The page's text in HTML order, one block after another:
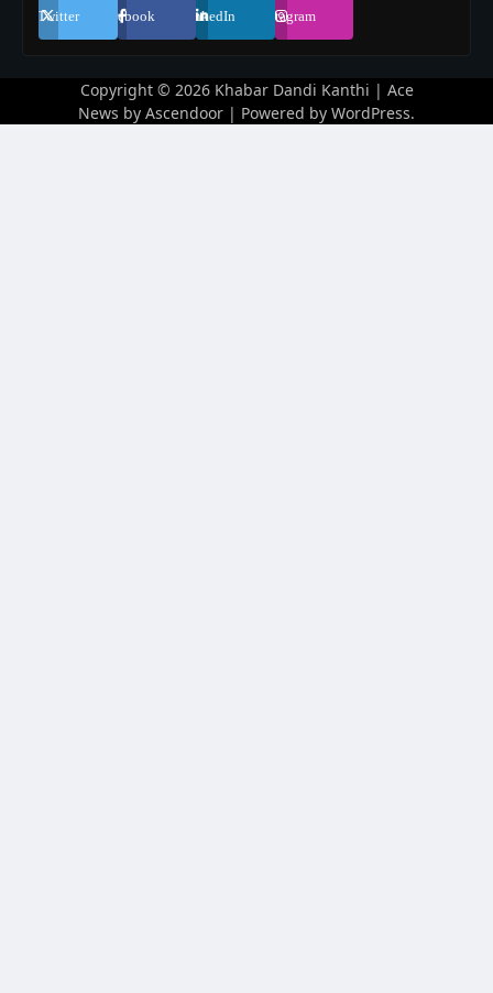
Twitter Facebook LinkedIn Instagram
Copyright © 2026 Khabar Dandi Kanthi | Ace
News by Ascendoor | Powered by WordPress.